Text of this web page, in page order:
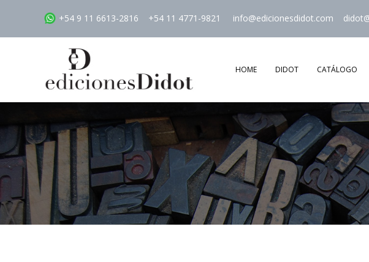
+54 9 11 6613-2816 +54 11 4771-9821 info@edicionesdidot.com
HOME DIDOT CATÁLOGO